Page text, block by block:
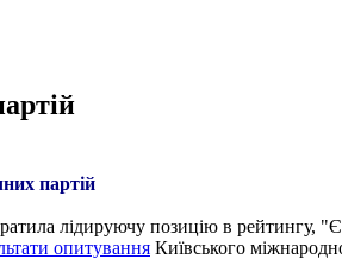
партій
лідируючу позицію в рейтингу,
опитування Київського